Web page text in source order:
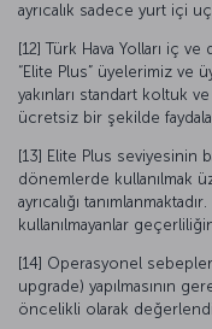
ayrıcalık sadece yurt içi
[12] Türk Hava Yolları iç
“Elite Plus” üyelerimiz ve
yakınları standart koltuk
ücretsiz bir şekilde
[13] Elite Plus seviyesinin
dönemlerde kullanılmak
ayrıcalığı
kullanılmayanlar
[14] Operasyonel
upgrade) yapılmasının
öncelikli olarak